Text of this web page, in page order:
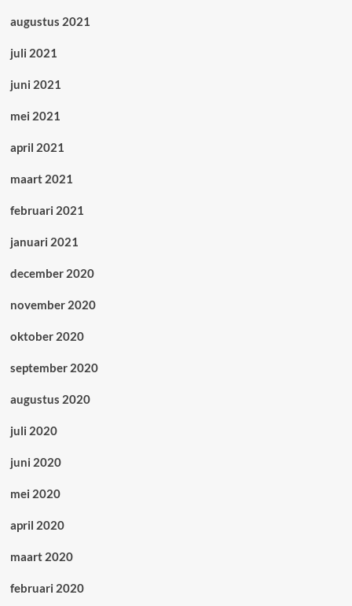
augustus 2021
juli 2021
juni 2021
mei 2021
april 2021
maart 2021
februari 2021
januari 2021
december 2020
november 2020
oktober 2020
september 2020
augustus 2020
juli 2020
juni 2020
mei 2020
april 2020
maart 2020
februari 2020